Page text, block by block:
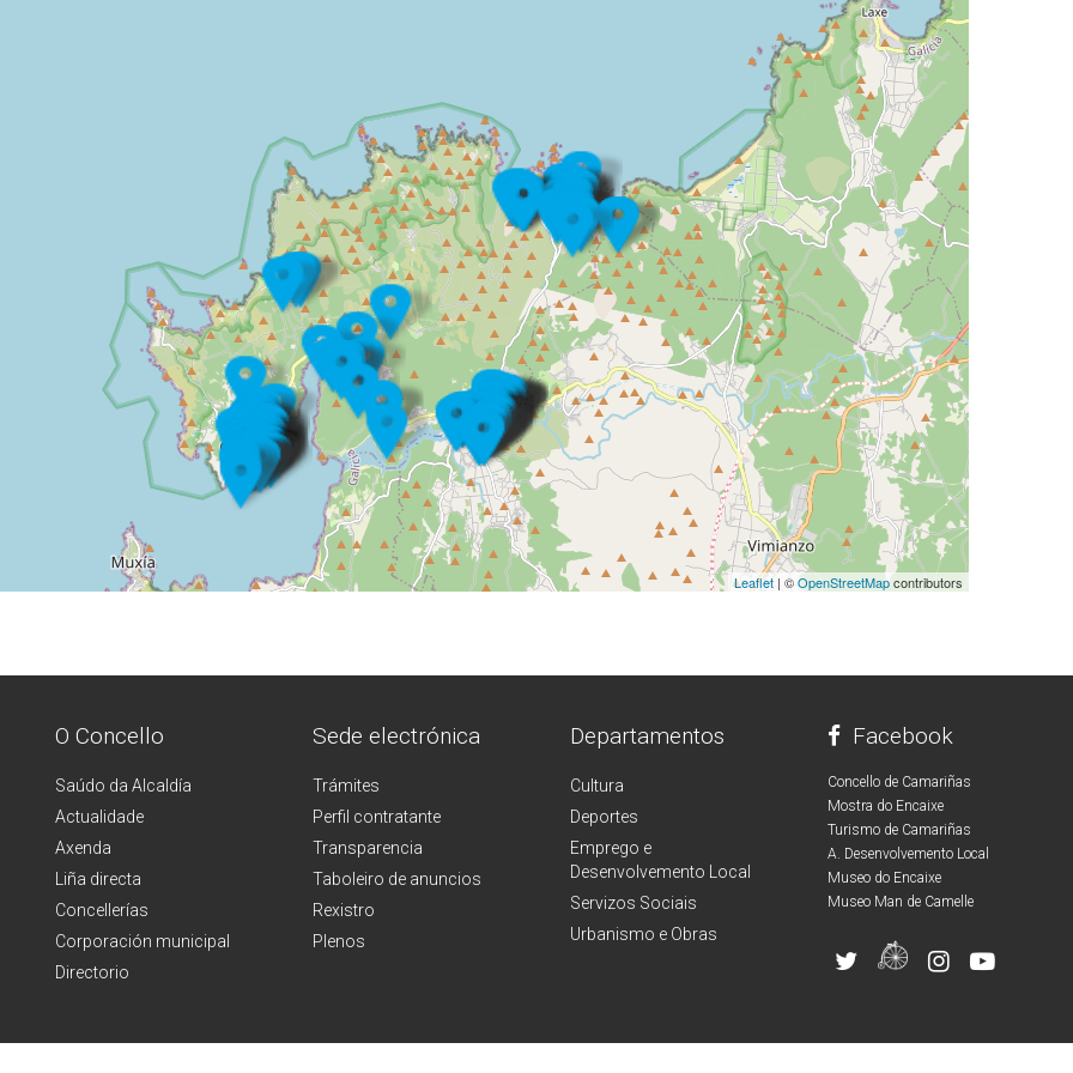
Leaflet | ©OpenStreetMapcontributors
O Concello
Saúdo da Alcaldía
Actualidade
Axenda
Liña directa
Concellerías
Corporación municipal
Directorio
Sede electrónica
Trámites
Perfil contratante
Transparencia
Taboleiro de anuncios
Rexistro
Plenos
Departamentos
Cultura
Deportes
Emprego e
Desenvolvemento Local
Servizos Sociais
Urbanismo e Obras
Facebook
Concello de Camariñas
Mostra do Encaixe
Turismo de Camariñas
A. Desenvolvemento Local
Museo do Encaixe
Museo Man de Camelle